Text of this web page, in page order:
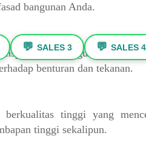
bangunan Anda.
penggunaan baja
benturan dan tekanan.
tinggi yang
tinggi sekalipun.
💬 SALES 3 💬 SALES 4